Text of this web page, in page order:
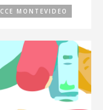
CCE MONTEVIDEO